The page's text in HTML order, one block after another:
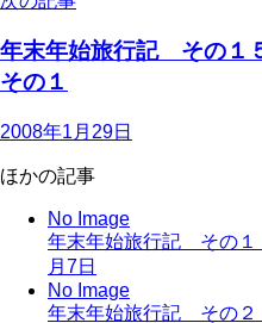
年末年始旅行記 その１
その１
2008年1月29日
ほかの記事
No Image
年末年始旅行記 その
月7日
No Image
年末年始旅行記 その